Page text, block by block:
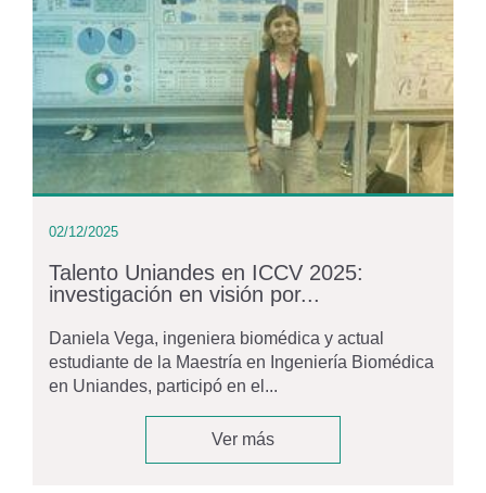
02/12/2025
Talento Uniandes en ICCV 2025:
investigación en visión por...
Daniela Vega, ingeniera biomédica y actual
estudiante de la Maestría en Ingeniería Biomédica
en Uniandes, participó en el...
Ver más